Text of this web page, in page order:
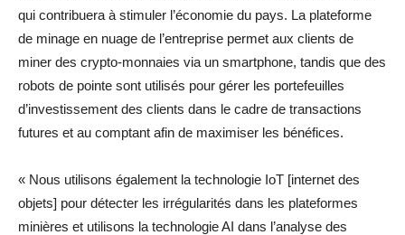
qui contribuera à stimuler l’économie du pays. La plateforme
de minage en nuage de l’entreprise permet aux clients de
miner des crypto-monnaies via un smartphone, tandis que des
robots de pointe sont utilisés pour gérer les portefeuilles
d’investissement des clients dans le cadre de transactions
futures et au comptant afin de maximiser les bénéfices.
« Nous utilisons également la technologie IoT [internet des
objets] pour détecter les irrégularités dans les plateformes
minières et utilisons la technologie AI dans l’analyse des